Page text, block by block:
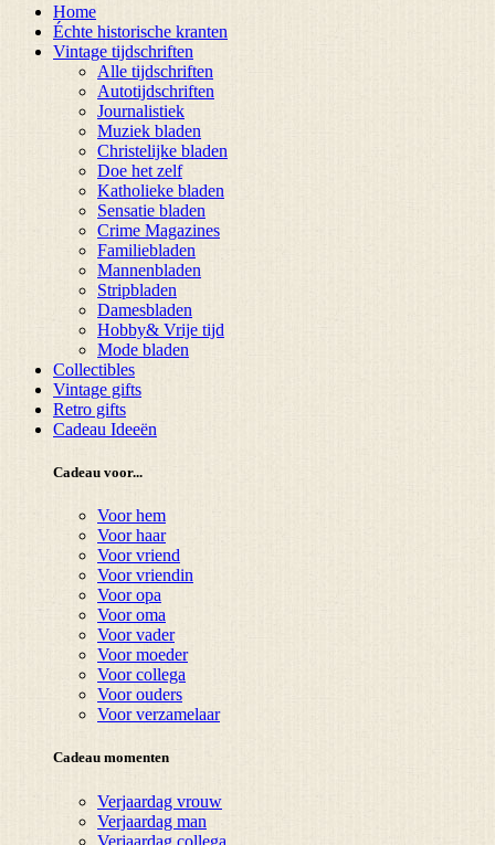
Home
Échte historische kranten
Vintage tijdschriften
Alle tijdschriften
Autotijdschriften
Journalistiek
Muziek bladen
Christelijke bladen
Doe het zelf
Katholieke bladen
Sensatie bladen
Crime Magazines
Familiebladen
Mannenbladen
Stripbladen
Damesbladen
Hobby& Vrije tijd
Mode bladen
Collectibles
Vintage gifts
Retro gifts
Cadeau Ideeën
Cadeau voor...
Voor hem
Voor haar
Voor vriend
Voor vriendin
Voor opa
Voor oma
Voor vader
Voor moeder
Voor collega
Voor ouders
Voor verzamelaar
Cadeau momenten
Verjaardag vrouw
Verjaardag man
Verjaardag collega